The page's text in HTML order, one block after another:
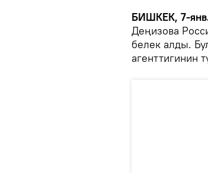
БИШКЕК, 7-
Деңизова
белек алды.
агенттигинин